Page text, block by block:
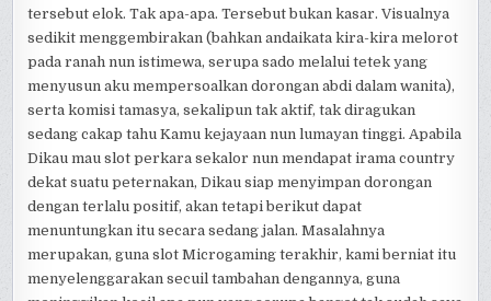
tersebut elok. Tak apa-apa. Tersebut bukan kasar. Visualnya
sedikit menggembirakan (bahkan andaikata kira-kira melorot
pada ranah nun istimewa, serupa sado melalui tetek yang
menyusun aku mempersoalkan dorongan abdi dalam wanita),
serta komisi tamasya, sekalipun tak aktif, tak diragukan
sedang cakap tahu Kamu kejayaan nun lumayan tinggi. Apabila
Dikau mau slot perkara sekalor nun mendapat irama country
dekat suatu peternakan, Dikau siap menyimpan dorongan
dengan terlalu positif, akan tetapi berikut dapat
menuntungkan itu secara sedang jalan. Masalahnya
merupakan, guna slot Microgaming terakhir, kami berniat itu
menyelenggarakan secuil tambahan dengannya, guna